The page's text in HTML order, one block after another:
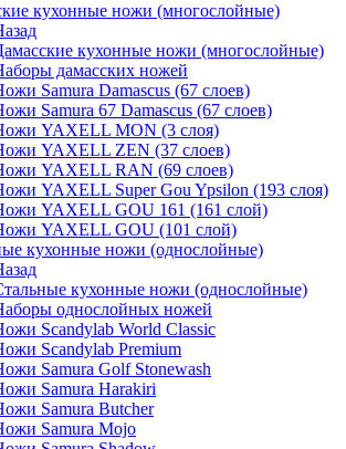
кухонные ножи (многослойные)
кухонные ножи (многослойные)
дамасских ножей
Samura Damascus (67 слоев)
Samura 67 Damascus (67 слоев)
YAXELL MON (3 слоя)
YAXELL ZEN (37 слоев)
YAXELL RAN (69 слоев)
YAXELL Super Gou Ypsilon (193 слоя)
YAXELL GOU 161 (161 слой)
YAXELL GOU (101 слой)
кухонные ножи (однослойные)
кухонные ножи (однослойные)
однослойных ножей
Scandylab World Classic
Scandylab Premium
Samura Golf Stonewash
Samura Harakiri
Samura Butcher
Samura Mojo